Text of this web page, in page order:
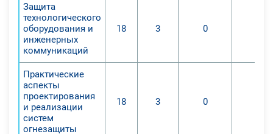
Защита
технологического
оборудования и
инженерных
коммуникаций
18 3 0
Практические
аспекты
проектирования
и реализации
систем
огнезащиты
18 3 0